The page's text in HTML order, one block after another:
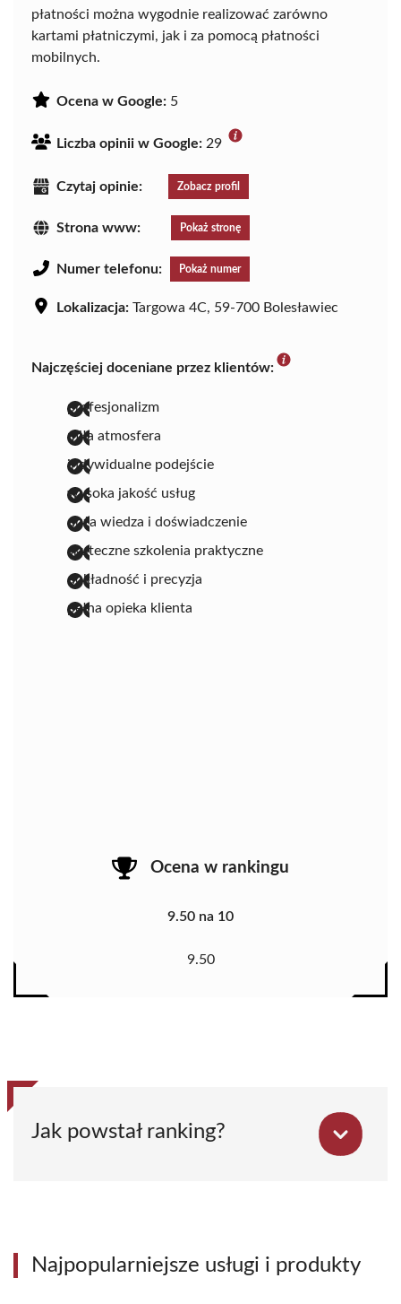
płatności można wygodnie realizować zarówno
kartami płatniczymi, jak i za pomocą płatności
mobilnych.
Ocena w Google: 5
Liczba opinii w Google: 29
Czytaj opinie: Zobacz profil
Strona www: Pokaż stronę
Numer telefonu: Pokaż numer
Lokalizacja: Targowa 4C, 59-700 Bolesławiec
Najczęściej doceniane przez klientów:
profesjonalizm
miła atmosfera
indywidualne podejście
wysoka jakość usług
duża wiedza i doświadczenie
skuteczne szkolenia praktyczne
dokładność i precyzja
pełna opieka klienta
Ocena w rankingu
9.50 na 10
9.50
Jak powstał ranking?
Najpopularniejsze usługi i produkty